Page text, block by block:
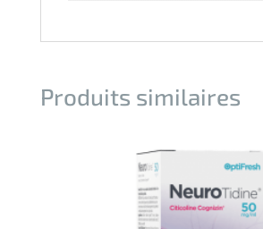
Produits similaires